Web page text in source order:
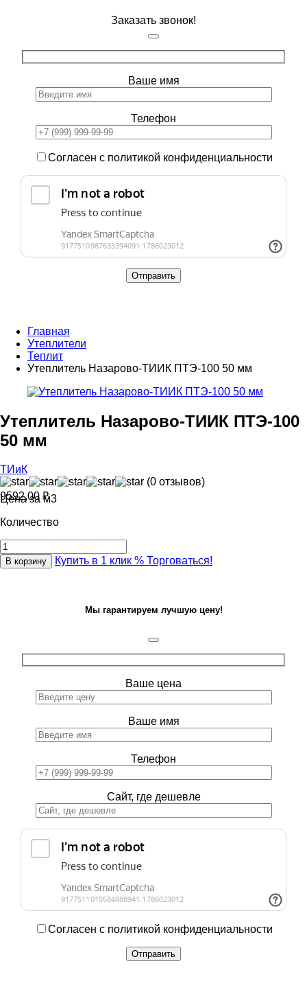
Заказать звонок!
Ваше имя
Телефон
Согласен с политикой конфиденциальности
Главная
Утеплители
Теплит
Утеплитель Назарово-ТИИК ПТЭ-100 50 мм
Утеплитель Назарово-ТИИК ПТЭ-100
50 мм
ТИиК
(0 отзывов)
9592,00 ₽
Цена за м3
Количество
В корзину Купить в 1 клик % Торговаться!
Мы гарантируем лучшую цену!
Ваше цена
Ваше имя
Телефон
Сайт, где дешевле
Согласен с политикой конфиденциальности